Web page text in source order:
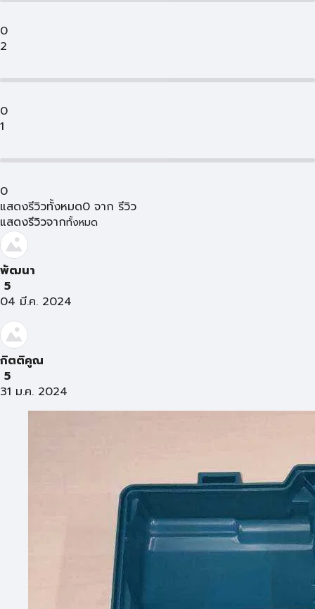
0
2
0
1
0
แสดงรีวิวทั้งหมด0 จาก รีวิว
แสดงรีวิวจากทั้งหมด
พัฒนา
5
04 มี.ค. 2024
กิตติคูณ
5
31 ม.ค. 2024